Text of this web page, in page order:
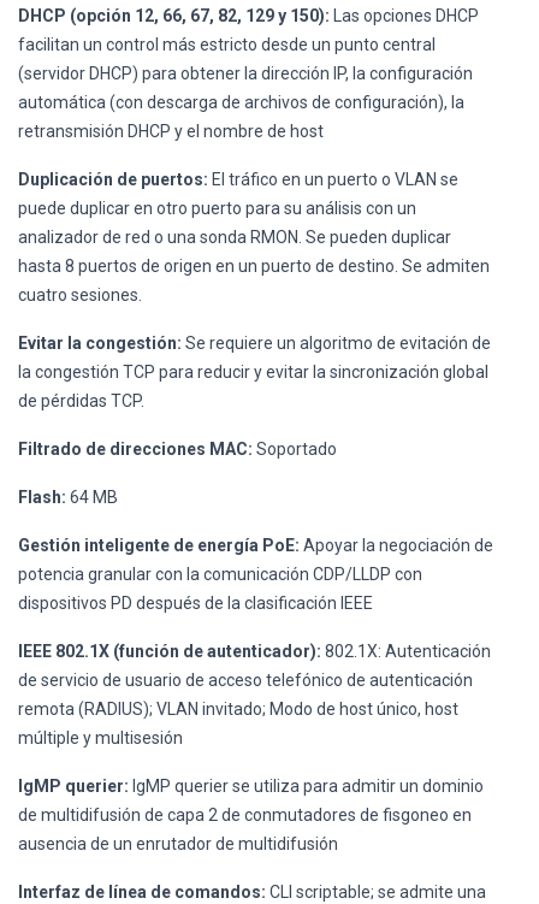
DHCP (opción 12, 66, 67, 82, 129 y 150): Las opciones DHCP
facilitan un control más estricto desde un punto central
(servidor DHCP) para obtener la dirección IP, la configuración
automática (con descarga de archivos de configuración), la
retransmisión DHCP y el nombre de host
Duplicación de puertos: El tráfico en un puerto o VLAN se
puede duplicar en otro puerto para su análisis con un
analizador de red o una sonda RMON. Se pueden duplicar
hasta 8 puertos de origen en un puerto de destino. Se admiten
cuatro sesiones.
Evitar la congestión: Se requiere un algoritmo de evitación de
la congestión TCP para reducir y evitar la sincronización global
de pérdidas TCP.
Filtrado de direcciones MAC: Soportado
Flash: 64 MB
Gestión inteligente de energía PoE: Apoyar la negociación de
potencia granular con la comunicación CDP/LLDP con
dispositivos PD después de la clasificación IEEE
IEEE 802.1X (función de autenticador): 802.1X: Autenticación
de servicio de usuario de acceso telefónico de autenticación
remota (RADIUS); VLAN invitado; Modo de host único, host
múltiple y multisesión
IgMP querier: IgMP querier se utiliza para admitir un dominio
de multidifusión de capa 2 de conmutadores de fisgoneo en
ausencia de un enrutador de multidifusión
Interfaz de línea de comandos: CLI scriptable; se admite una